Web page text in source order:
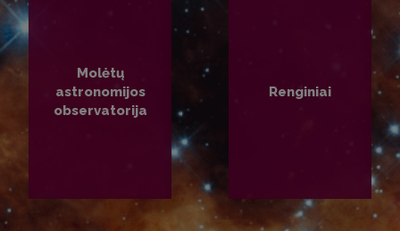
Molėtų
astronomijos
observatorija
Renginiai